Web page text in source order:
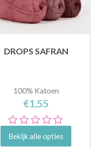
DROPS SAFRAN
100% Katoen
€1,55
Bekijk alle opties